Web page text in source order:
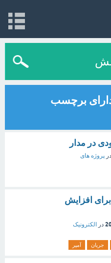
برچسب
در مدار
در پروژه های
برای افزایش
در
الکترونیک
جریان آمپر